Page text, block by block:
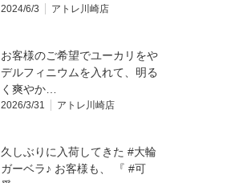
2024/6/3 アトレ川崎店
お客様のご希望でユーカリをや
デルフィニウムを入れて、明る
く爽やか…
2026/3/31 アトレ川崎店
久しぶりに入荷してきた #大輪
ガーベラ♪ お客様も、 『 #可